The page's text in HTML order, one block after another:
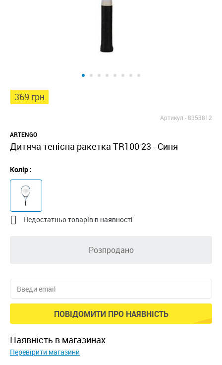
369 грн
Артикул -8353812
ARTENGO
Дитяча тенісна ракетка TR100 23 - Синя
Колір :
 Недостатньо товарів в наявності
Розпродано
ПОВІДОМИТИ ПРО НАЯВНІСТЬ
наявність в магазинах
Перевірити магазини